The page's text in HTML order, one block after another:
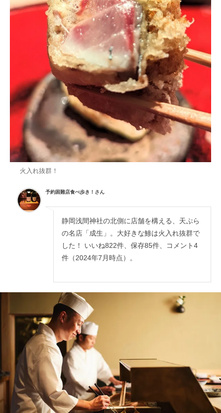
火入れ抜群！
予約困難店食べ歩き！さん
静岡浅間神社の北側に店舗を構える、天ぷら
の名店「成生」。大好きな鯵は火入れ抜群で
した！ いいね822件、保存85件、コメント4
件（2024年7月時点）。